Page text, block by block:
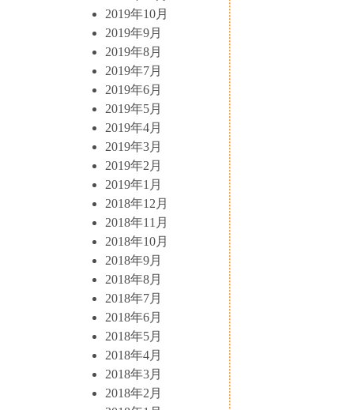
2019年10月
2019年9月
2019年8月
2019年7月
2019年6月
2019年5月
2019年4月
2019年3月
2019年2月
2019年1月
2018年12月
2018年11月
2018年10月
2018年9月
2018年8月
2018年7月
2018年6月
2018年5月
2018年4月
2018年3月
2018年2月